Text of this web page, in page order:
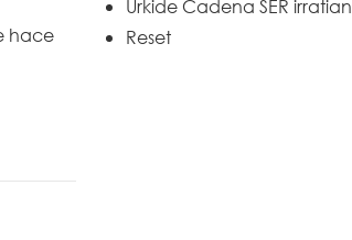
hace
Urkide Cadena SER irratian
Reset